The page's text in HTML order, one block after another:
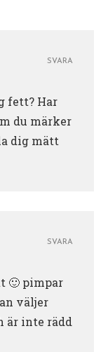
fett? Har
du märker
dig mätt
SVARA
🙂 pimpar
väljer
är inte rädd
SVARA